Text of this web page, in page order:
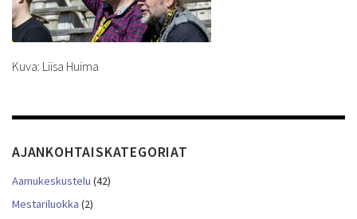
Kuva: Liisa Huima
AJANKOHTAISKATEGORIAT
Aamukeskustelu (42)
Mestariluokka (2)